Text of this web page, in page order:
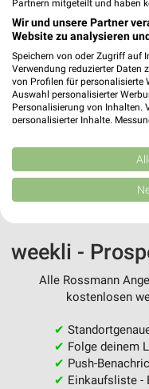
03Mo 04Di
weekli -
Alle Rossmann
kostenlosen
✔
✔ Folge deinem
✔ Push-
✔ Einkaufsliste -
Partnern mitgeteilt und haben
Wir und unsere Partner
Website zu analysieren
Speichern von oder Zugriff auf
Verwendung reduzierter Daten
von Profilen für personalisierte
Auswahl personalisierter
Personalisierung von Inhalten.
personalisierter Inhalte.
Kombinationen von Daten aus
Verbesserung der Angebote.
von Inhalten.
Daten können außerhalb der
Website/App.
Partnerliste anzeigen (1
IAB-Verarbeitungszwecke:
auf einem Endgerät
Verwendung
Werbeanzeigen